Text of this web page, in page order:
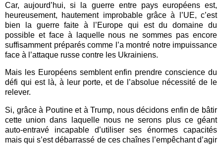
Car, aujourd’hui, si la guerre entre pays européens est,
heureusement, hautement improbable grâce à l’UE, c’est
bien la guerre faite à l’Europe qui est du domaine du
possible et face à laquelle nous ne sommes pas encore
suffisamment préparés comme l’a montré notre impuissance
face à l’attaque russe contre les Ukrainiens.
Mais les Européens semblent enfin prendre conscience du
défi qui est là, à leur porte, et de l’absolue nécessité de le
relever.
Si, grâce à Poutine et à Trump, nous décidons enfin de bâtir
cette union dans laquelle nous ne serons plus ce géant
auto-entravé incapable d’utiliser ses énormes capacités
mais qui s’est débarrassé de ces chaînes l’empêchant d’agir